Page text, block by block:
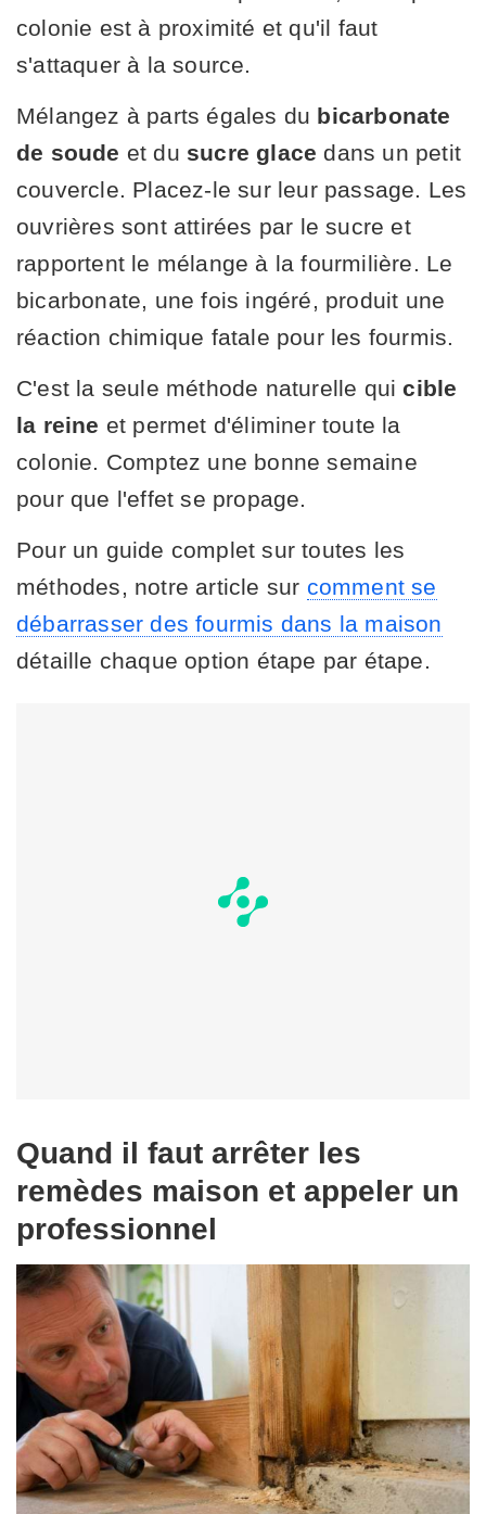
colonie est à proximité et qu'il faut
s'attaquer à la source.
Mélangez à parts égales du bicarbonate
de soude et du sucre glace dans un petit
couvercle. Placez-le sur leur passage. Les
ouvrières sont attirées par le sucre et
rapportent le mélange à la fourmilière. Le
bicarbonate, une fois ingéré, produit une
réaction chimique fatale pour les fourmis.
C'est la seule méthode naturelle quicible
la reine et permet d'éliminer toute la
colonie. Comptez une bonne semaine
pour que l'effet se propage.
Pour un guide complet sur toutes les
méthodes, notre article sur comment se
débarrasser des fourmis dans la maison
détaille chaque option étape par étape.
Quand il faut arrêter les
remèdes maison et appeler un
professionnel